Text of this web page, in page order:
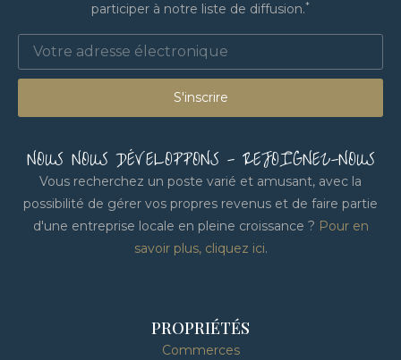
participer à notre liste de diffusion.*
S'inscrire
NOUS NOUS DÉVELOPPONS - REJOIGNEZ-NOUS
Vous recherchez un poste varié et amusant, avec la
possibilité de gérer vos propres revenus et de faire partie
d'une entreprise locale en pleine croissance ? Pour en
savoir plus, cliquez ici.
PROPRIÉTÉS
Commerces